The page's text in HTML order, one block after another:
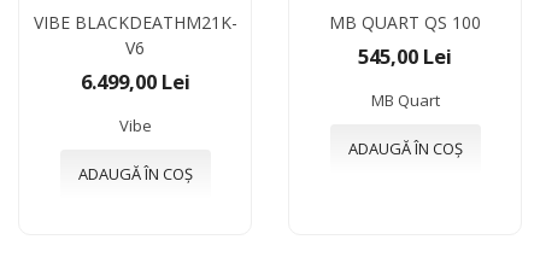
VIBE BLACKDEATHM21K-
V6
6.499,00 Lei
Vibe
ADAUGĂ ÎN COȘ
MB QUART QS 100
545,00 Lei
MB Quart
ADAUGĂ ÎN COȘ